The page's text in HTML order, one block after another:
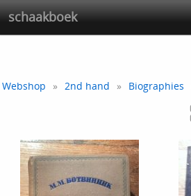
schaakboek
Webshop » 2nd hand » Biographies